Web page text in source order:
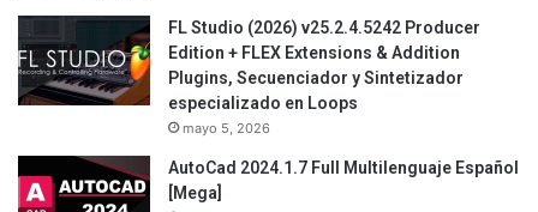
FL Studio (2026) v25.2.4.5242 Producer
Edition + FLEX Extensions & Addition
Plugins, Secuenciador y Sintetizador
especializado en Loops
mayo 5, 2026
AutoCad 2024.1.7 Full Multilenguaje Español
[Mega]